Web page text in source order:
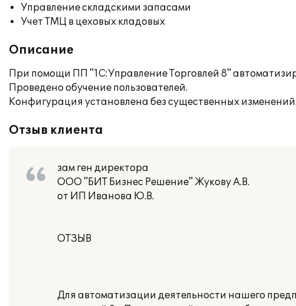
Управление складскими запасами
Учет ТМЦ в цеховых кладовых
Описание
При помощи ПП "1С:Управление Торговлей 8"
Проведено обучение пользователей.
Конфигурация установлена без существенных
Отзыв клиента
зам ген директора
ООО "БИТ Бизнес Решение" Жукову А.В.
от ИП Иванова Ю.В.
ОТЗЫВ
Для автоматизации деятельности нашего